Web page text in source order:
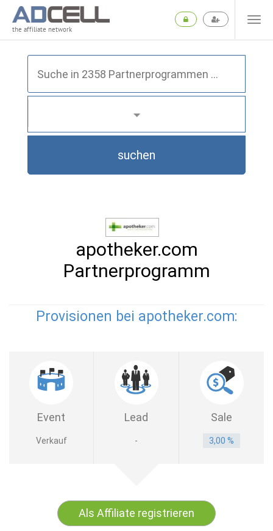
the affiliate network
suchen
apotheker.com
Partnerprogramm
Provisionen bei apotheker.com:
Event Lead Sale
Verkauf - 3,00 %
Als Affiliate registrieren